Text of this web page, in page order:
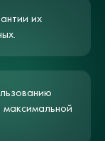
их
максимальной